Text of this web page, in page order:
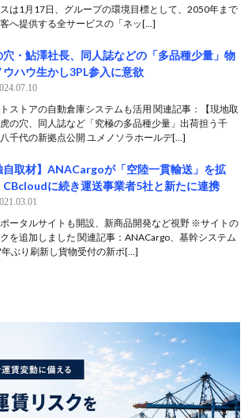
は1月17日、グループの環境目標として、2050年まで
へ提供する全サービスの「ネッ[…]
穴・鮎澤社長、同人誌などの「多品種少量」物
ウハウ生かし3PL参入に意欲
ストアの自動倉庫システムも活用 関連記事：【現地取
の穴、同人誌など「究極の多品種少量」出荷担う千
千代の新拠点公開 ユメノソラホールデ[…]
自取材】ANACargoが「空陸一貫輸送」を拡
CBcloudに続き運送事業者5社と新たに連携
ータルサイトも開設、新商品開発など視野 ※サイトの
を追加しました 関連記事：ANACargo、基幹システム
年ぶり刷新し貨物受付の新ポ[…]